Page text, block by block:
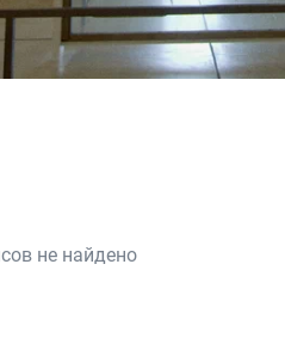
не найдено